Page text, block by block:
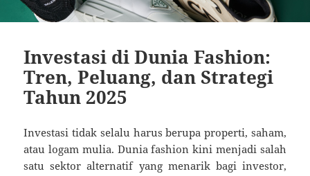
Investasi di Dunia Fashion:
Tren, Peluang, dan Strategi
Tahun 2025
Investasi tidak selalu harus berupa properti, saham,
atau logam mulia. Dunia fashion kini menjadi salah
satu sektor alternatif yang menarik bagi investor,